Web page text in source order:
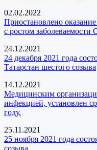
02.02.2022
Приостановлено
с ростом заболеваемости
24.12.2021
24 декабря 2021 года
Татарстан шестого созыва
14.12.2021
Медицинским
инфекцией, установлен
году.
25.11.2021
25 ноября 2021 года
созыва